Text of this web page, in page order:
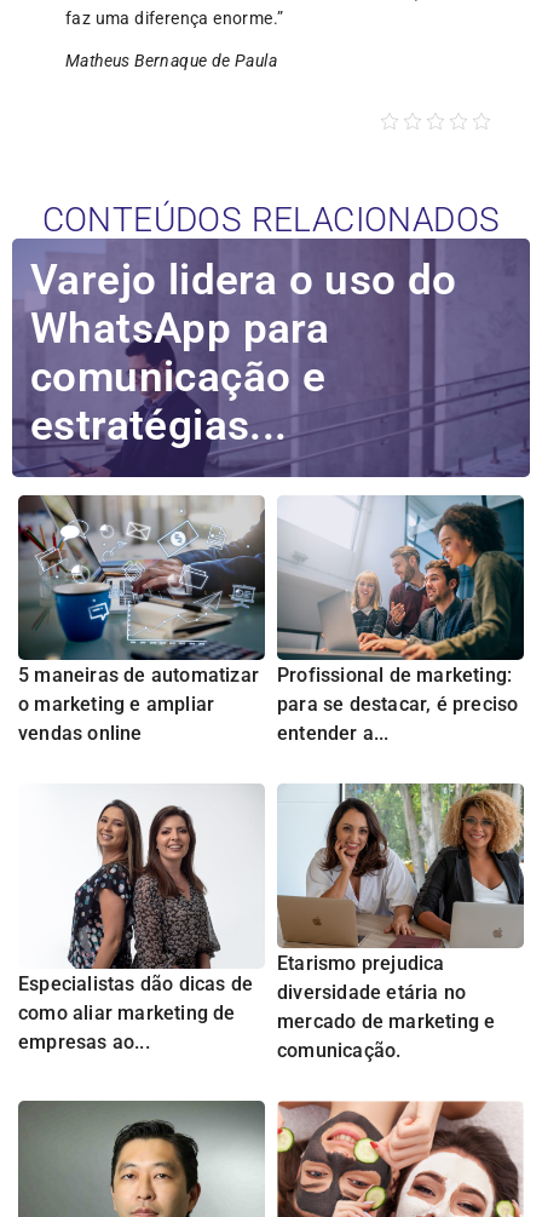
faz uma diferença enorme.”
Matheus Bernaque de Paula
CONTEÚDOS RELACIONADOS
Varejo lidera o uso do
WhatsApp para
comunicação e
estratégias...
5 maneiras de automatizar
o marketing e ampliar
vendas online
Profissional de marketing:
para se destacar, é preciso
entender a...
Especialistas dão dicas de
como aliar marketing de
empresas ao...
Etarismo prejudica
diversidade etária no
mercado de marketing e
comunicação.